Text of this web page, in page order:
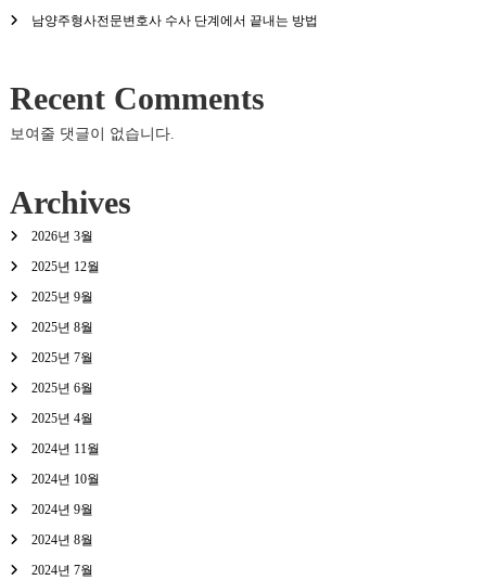
남양주형사전문변호사 수사 단계에서 끝내는 방법
Recent Comments
보여줄 댓글이 없습니다.
Archives
2026년 3월
2025년 12월
2025년 9월
2025년 8월
2025년 7월
2025년 6월
2025년 4월
2024년 11월
2024년 10월
2024년 9월
2024년 8월
2024년 7월